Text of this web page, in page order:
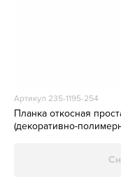
Артикул 235-1195-254
Планка откосная
(декоративно-